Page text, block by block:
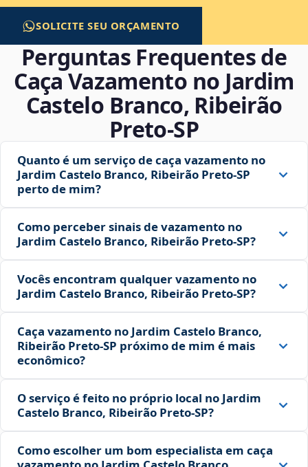
SOLICITE SEU ORÇAMENTO
Perguntas Frequentes de
Caça Vazamento no Jardim
Castelo Branco, Ribeirão
Preto‑SP
Quanto é um serviço de caça vazamento no
Jardim Castelo Branco, Ribeirão Preto‑SP
perto de mim?
Como perceber sinais de vazamento no
Jardim Castelo Branco, Ribeirão Preto‑SP?
Vocês encontram qualquer vazamento no
Jardim Castelo Branco, Ribeirão Preto‑SP?
Caça vazamento no Jardim Castelo Branco,
Ribeirão Preto‑SP próximo de mim é mais
econômico?
O serviço é feito no próprio local no Jardim
Castelo Branco, Ribeirão Preto‑SP?
Como escolher um bom especialista em caça